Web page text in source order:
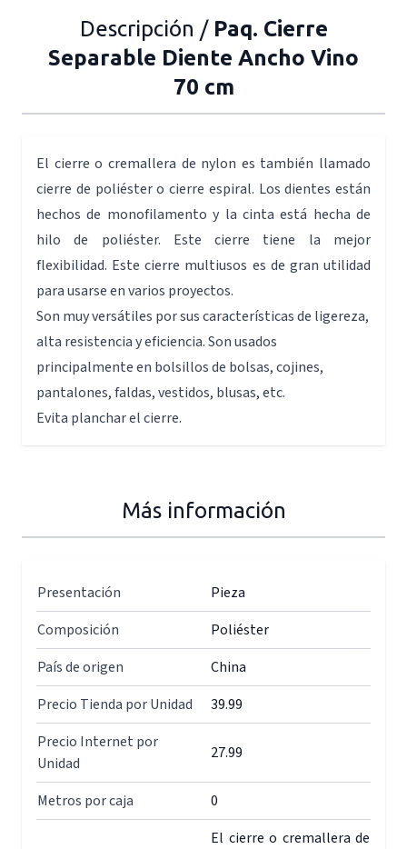
Descripción / Paq. Cierre
Separable Diente Ancho Vino
70 cm
El cierre o cremallera de nylon es también llamado
cierre de poliéster o cierre espiral. Los dientes están
hechos de monofilamento y la cinta está hecha de
hilo de poliéster. Este cierre tiene la mejor
flexibilidad. Este cierre multiusos es de gran utilidad
para usarse en varios proyectos.
Son muy versátiles por sus características de ligereza,
alta resistencia y eficiencia. Son usados
principalmente en bolsillos de bolsas, cojines,
pantalones, faldas, vestidos, blusas, etc.
Evita planchar el cierre.
Más información
Presentación
Pieza
Composición
Poliéster
País de origen
China
Precio Tienda por Unidad
39.99
Precio Internet por
Unidad
27.99
Metros por caja 0
El cierre o cremallera de